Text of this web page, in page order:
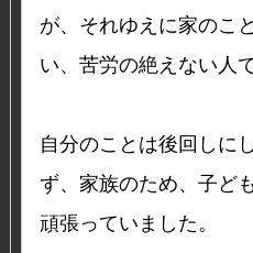
が、それゆえに家のこ
い、苦労の絶えない人
自分のことは後回しに
ず、家族のため、子ど
頑張っていました。